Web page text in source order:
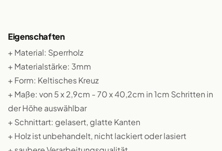
Eigenschaften
+ Material: Sperrholz
+ Materialstärke: 3mm
+ Form: Keltisches Kreuz
+ Maße: von 5 x 2,9cm - 70 x 40,2cm in 1cm Schritten in
der Höhe auswählbar
+ Schnittart: gelasert, glatte Kanten
+ Holz ist unbehandelt, nicht lackiert oder lasiert